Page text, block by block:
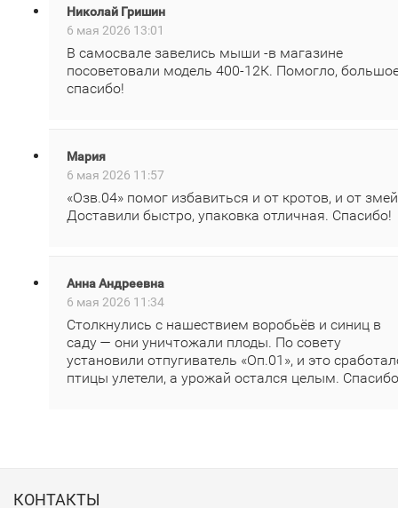
Николай Гришин
6 мая 2026 13:01
В самосвале завелись мыши -в магазине
посоветовали модель 400‑12К. Помогло,
спасибо!
Мария
6 мая 2026 11:57
«Озв.04» помог избавиться и от кротов, и от
Доставили быстро, упаковка отличная. Спасибо!
Анна Андреевна
6 мая 2026 11:34
Столкнулись с нашествием воробьёв и синиц в
саду — они уничтожали плоды. По совету
установили отпугиватель «Оп.01», и это
птицы улетели, а урожай остался целым.
КОНТАКТЫ